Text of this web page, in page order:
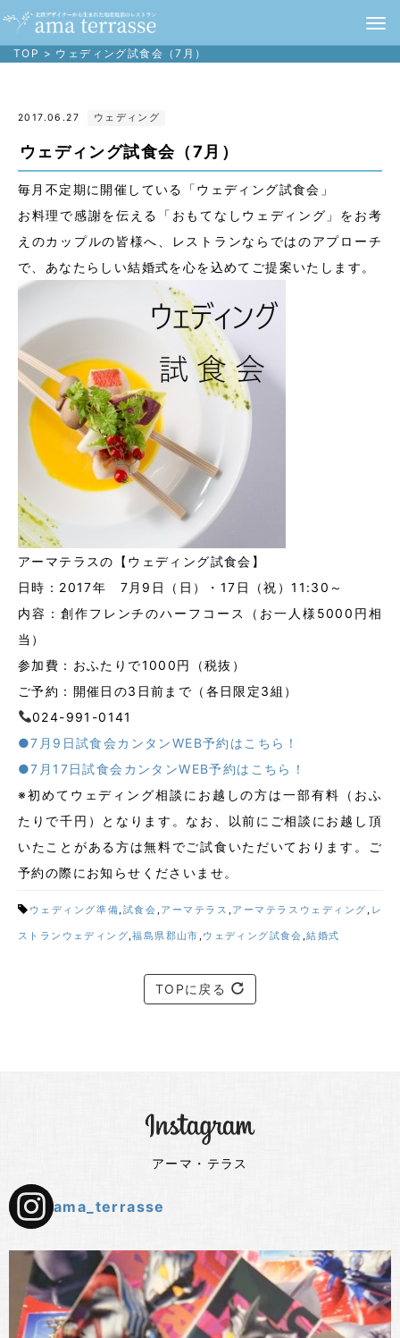
TOP > ウェディング試食会（7月）
2017.06.27 ウェディング
ウェディング試食会（7月）
毎月不定期に開催している「ウェディング試食会」
お料理で感謝を伝える「おもてなしウェディング」をお考
えのカップルの皆様へ、レストランならではのアプローチ
で、あなたらしい結婚式を心を込めてご提案いたします。
アーマテラスの【ウェディング試食会】
日時：2017年 7月9日（日）・17日（祝）11:30～
内容：創作フレンチのハーフコース（お一人様5000円相
当）
参加費：おふたりで1000円（税抜）
ご予約：開催日の3日前まで（各日限定3組）
024-991-0141
●7月9日試食会カンタンWEB予約はこちら！
●7月17日試食会カンタンWEB予約はこちら！
※初めてウェディング相談にお越しの方は一部有料（おふ
たりで千円）となります。なお、以前にご相談にお越し頂
いたことがある方は無料でご試食いただいております。ご
予約の際にお知らせくださいませ。
ウェディング準備, 試食会 , アーマテラス , アーマテラスウェディング , レ
ストランウェディング,福島県郡山市 , ウェディング試食会 ,結婚式
TOPに戻る
アーマ・テラス
ama_terrasse